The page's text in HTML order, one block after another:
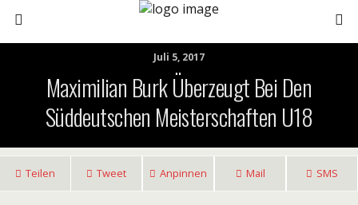
Juli 5, 2017
Maximilian Burk Überzeugt Bei Den
Süddeutschen Meisterschaften U18
Teilen Tweet Anpinnen Mail SMS